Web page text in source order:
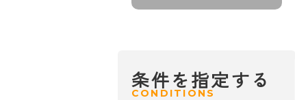
条件を指定する
CONDITIONS